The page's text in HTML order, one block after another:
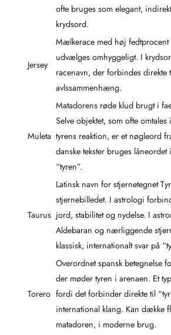
ofte bruges som elegant,
krydsord.
Jersey
Mælkerace med høj
udvælges omhyggeligt. I
racenavn, der forbindes direkte
avlssammenhæng.
Muleta
Matadorens røde klud brugt i
Selve objektet, som ofte
tyrens reaktion, er et nøgleord
danske tekster bruges
“tyren”.
Taurus
Latinsk navn for stjernetegnet
stjernebilledet. I astrologi
jord, stabilitet og nydelse. I
Aldebaran og nærliggende
klassisk, internationalt svar på
Torero
Overordnet spansk betegnelse
der møder tyren i arenaen. Et
fordi det forbinder direkte til
international klang. Kan dække
matadoren, i moderne brug.